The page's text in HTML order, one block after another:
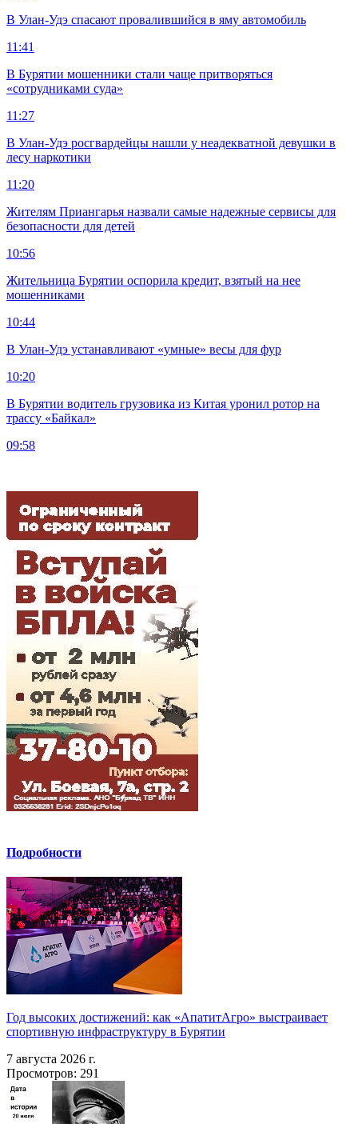
В Улан-Удэ спасают провалившийся в яму автомобиль
11:41
В Бурятии мошенники стали чаще притворяться
«сотрудниками суда»
11:27
В Улан-Удэ росгвардейцы нашли у неадекватной девушки в
лесу наркотики
11:20
Жителям Приангарья назвали самые надежные сервисы для
безопасности для детей
10:56
Жительница Бурятии оспорила кредит, взятый на нее
мошенниками
10:44
В Улан-Удэ устанавливают «умные» весы для фур
10:20
В Бурятии водитель грузовика из Китая уронил ротор на
трассу «Байкал»
09:58
Подробности
Год высоких достижений: как «АпатитАгро» выстраивает
спортивную инфраструктуру в Бурятии
7 августа 2026 г.
Просмотров: 291